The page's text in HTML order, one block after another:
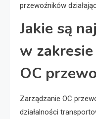
przewoźników
Jakie są
w
OC
Zarządzanie OC
działalności